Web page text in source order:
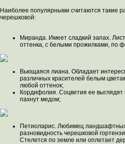
Наиболее популярными считаются такие
черешковой:
Миранда. Имеет сладкий запах.
оттенка, с белыми прожилками, по
Вьющаяся лиана. Обладает
различных красителей белым
любой оттенок;
Кордифолия. Соцветия ее выглядят
пахнут медом;
Петиоларис. Любимец
разновидность черешковой
Стелется по земле или оплетает